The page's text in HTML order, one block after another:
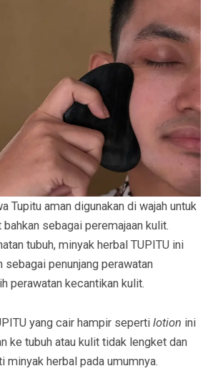
Tupitu aman digunakan di wajah untuk
sebagai peremajaan kulit.
tubuh, minyak herbal TUPITU ini
penunjang perawatan
perawatan kecantikan kulit.
yang cair hampir seperti lotion ini
ke tubuh atau kulit tidak lengket dan
herbal pada umumnya.